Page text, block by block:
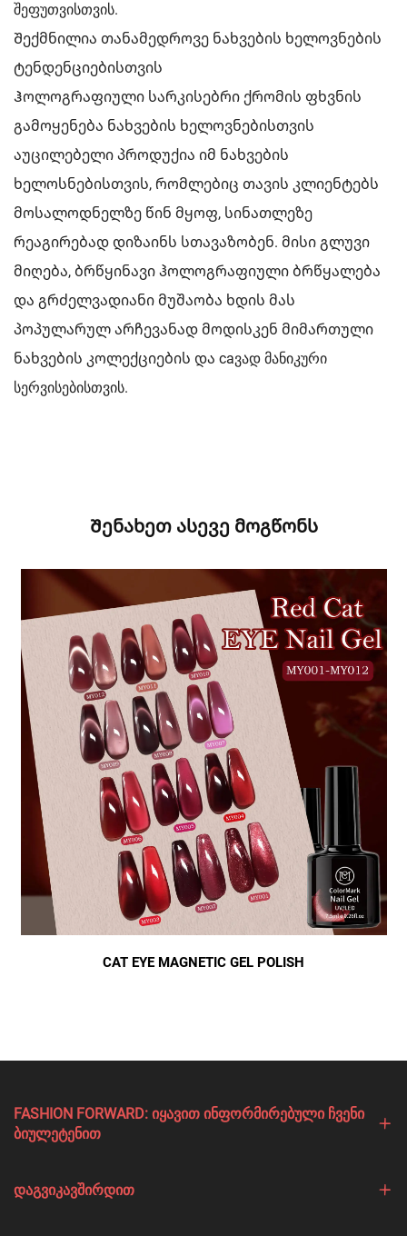
შეფუთვისთვის.
Შექმნილია თანამედროვე ნახვების ხელოვნების
ტენდენციებისთვის
Ჰოლოგრაფიული სარკისებრი ქრომის ფხვნის
გამოყენება ნახვების ხელოვნებისთვის
აუცილებელი პროდუქია იმ ნახვების
ხელოსნებისთვის, რომლებიც თავის კლიენტებს
მოსალოდნელზე წინ მყოფ, სინათლეზე
რეაგირებად დიზაინს სთავაზობენ. მისი გლუვი
მიღება, ბრწყინავი ჰოლოგრაფიული ბრწყალება
და გრძელვადიანი მუშაობა ხდის მას
პოპულარულ არჩევანად მოდისკენ მიმართული
ნახვების კოლექციების და caვად მანიკური
სერვისებისთვის.
Შენახეთ ასევე მოგწონს
CAT EYE MAGNETIC GEL POLISH
FASHION FORWARD: ᲘᲧᲐᲕᲘᲗ ᲘᲜᲤᲝᲠᲛᲘᲠᲔᲑᲣᲚᲘ ᲩᲕᲔᲜᲘ
ᲑᲘᲣᲚᲔᲢᲔᲜᲘᲗ
ᲓᲐᲒᲕᲘᲙᲐᲕᲨᲘᲠᲓᲘᲗ